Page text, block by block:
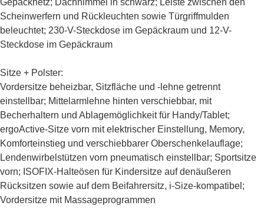
Scheinwerfern und Rückleuchten sowie Türgriffmulden
beleuchtet; 230-V-Steckdose im Gepäckraum und 12-V-
Steckdose im Gepäckraum
Sitze + Polster:
Vordersitze beheizbar, Sitzfläche und -lehne getrennt
einstellbar; Mittelarmlehne hinten verschiebbar, mit
Becherhaltern und Ablagemöglichkeit für Handy/Tablet;
ergoActive-Sitze vorn mit elektrischer Einstellung, Memory,
Komforteinstieg und verschiebbarer Oberschenkelauflage;
Lendenwirbelstützen vorn pneumatisch einstellbar; Sportsitze
vorn; ISOFIX-Halteösen für Kindersitze auf denäußeren
Rücksitzen sowie auf dem Beifahrersitz, i-Size-kompatibel;
Vordersitze mit Massageprogrammen